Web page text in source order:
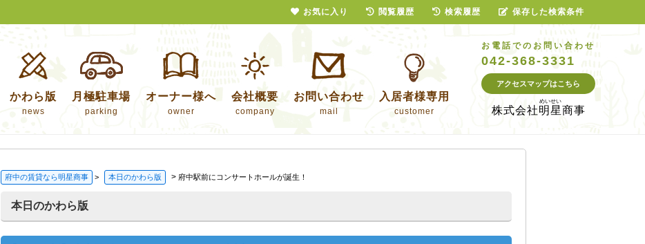
かわら版
news
月極駐車場
parking
オーナー様へ
owner
会社概要
company
お問い合わせ
mail
入居者様専用
customer
お電話でのお問い合わせ
042-368-3331
アクセスマップはこちら
株式会社明星商事
府中の賃貸なら明星商事 > 本日のかわら版 > 府中駅前にコンサートホールが誕生！
本日のかわら版
お気に入り 閲覧履歴 検索履歴 保存した検索条件